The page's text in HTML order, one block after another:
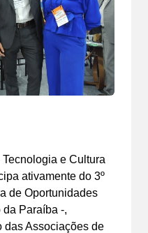
e Cultura
ativamente do 3º
de Oportunidades
Paraíba -,
das Associações de